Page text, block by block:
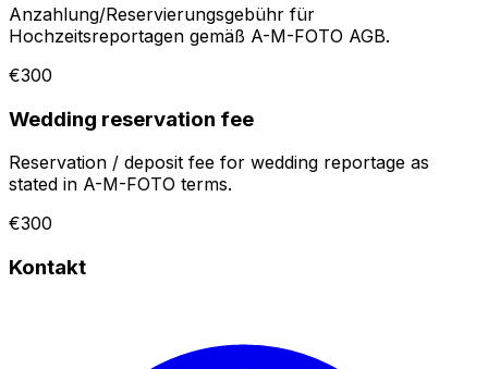
Anzahlung/Reservierungsgebühr für
Hochzeitsreportagen gemäß A-M-FOTO AGB.
€300
Wedding reservation fee
Reservation / deposit fee for wedding reportage as
stated in A-M-FOTO terms.
€300
Kontakt